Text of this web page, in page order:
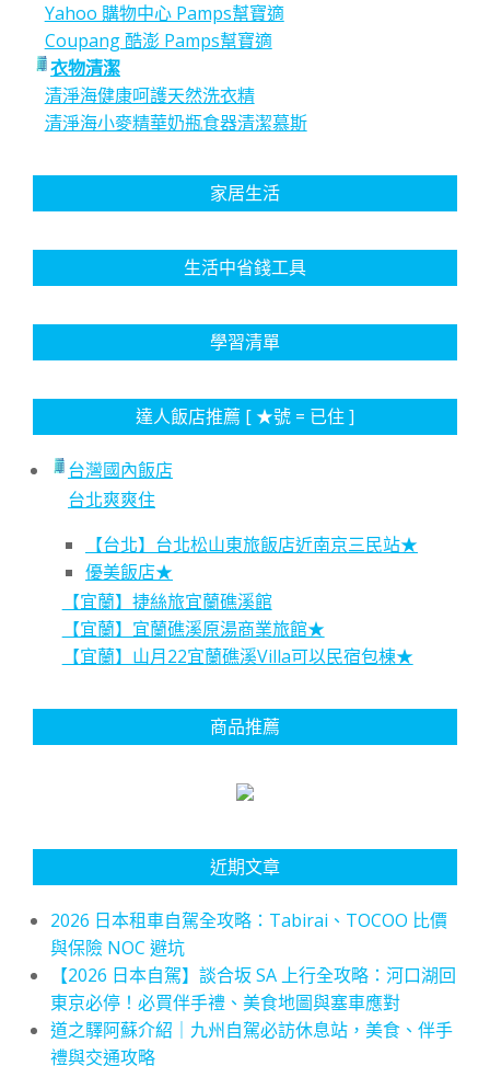
Yahoo 購物中心 Pamps幫寶適
Coupang 酷澎 Pamps幫寶適
衣物清潔
清淨海健康呵護天然洗衣精
清淨海小麥精華奶瓶食器清潔慕斯
家居生活
生活中省錢工具
學習清單
達人飯店推薦 [ ★號 = 已住 ]
台灣國內飯店
台北爽爽住
【台北】台北松山東旅飯店近南京三民站★
優美飯店★
【宜蘭】捷絲旅宜蘭礁溪館
【宜蘭】宜蘭礁溪原湯商業旅館★
【宜蘭】山月22宜蘭礁溪Villa可以民宿包棟★
商品推薦
近期文章
2026 日本租車自駕全攻略：Tabirai、TOCOO 比價
與保險 NOC 避坑
【2026 日本自駕】談合坂 SA 上行全攻略：河口湖回
東京必停！必買伴手禮、美食地圖與塞車應對
道之驛阿蘇介紹｜九州自駕必訪休息站，美食、伴手
禮與交通攻略